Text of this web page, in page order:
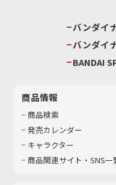
バンダイ
バンダイ
BANDAI
商品情報
商品検索
発売カレンダー
キャラクター
商品関連サイト・SNS一